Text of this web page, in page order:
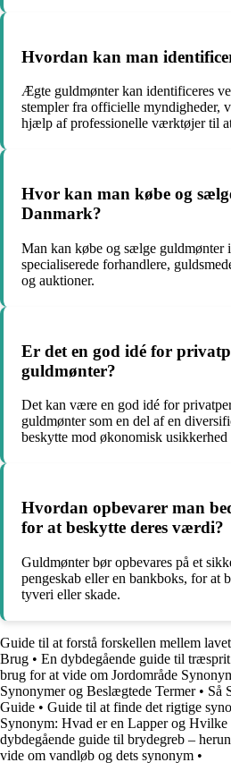
Hvordan kan man
Ægte guldmønter kan identificeres
stempler fra officielle myndigheder,
hjælp af professionelle værktøjer til
Hvor kan man købe og
Danmark?
Man kan købe og sælge guldmønter
specialiserede forhandlere,
og auktioner.
Er det en god idé for
guldmønter?
Det kan være en god idé for
guldmønter som en del af en
beskytte mod økonomisk
Hvordan opbevarer man
for at beskytte deres værdi?
Guldmønter bør opbevares på et
pengeskab eller en bankboks, for at
tyveri eller skade.
Guide til at forstå forskellen mellem
Brug • En dybdegående guide til
brug for at vide om Jordområde
Synonymer og Beslægtede Termer• Så
Guide • Guide til at finde det rigtige
Synonym: Hvad er en Lapper og Hvilke
dybdegående guide til brydegreb –
vide om vandløb og dets synonym •